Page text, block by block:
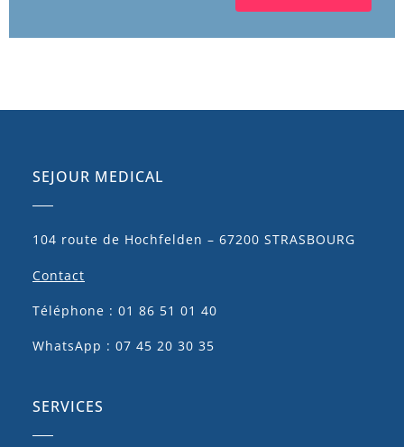
SEJOUR MEDICAL
104 route de Hochfelden – 67200 STRASBOURG
Contact
Téléphone : 01 86 51 01 40
WhatsApp : 07 45 20 30 35
SERVICES